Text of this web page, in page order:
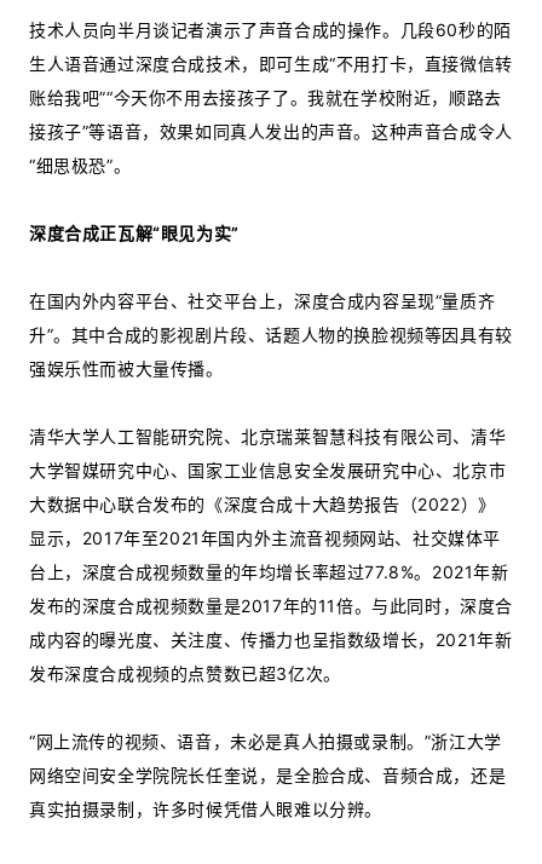
技术人员向半月谈记者演示了声音合成的操作。几段60秒的陌
生人语音通过深度合成技术，即可生成“不用打卡，直接微信转
账给我吧”“今天你不用去接孩子了。我就在学校附近，顺路去
接孩子”等语音，效果如同真人发出的声音。这种声音合成令人
“细思极恐”。
深度合成正瓦解“眼见为实”
在国内外内容平台、社交平台上，深度合成内容呈现“量质齐
升”。其中合成的影视剧片段、话题人物的换脸视频等因具有较
强娱乐性而被大量传播。
清华大学人工智能研究院、北京瑞莱智慧科技有限公司、清华
大学智媒研究中心、国家工业信息安全发展研究中心、北京市
大数据中心联合发布的《深度合成十大趋势报告（2022）》
显示，2017年至2021年国内外主流音视频网站、社交媒体平
台上，深度合成视频数量的年均增长率超过77.8%。2021年新
发布的深度合成视频数量是2017年的11倍。与此同时，深度合
成内容的曝光度、关注度、传播力也呈指数级增长，2021年新
发布深度合成视频的点赞数已超3亿次。
“网上流传的视频、语音，未必是真人拍摄或录制。”浙江大学
网络空间安全学院院长任奎说，是全脸合成、音频合成，还是
真实拍摄录制，许多时候凭借人眼难以分辨。